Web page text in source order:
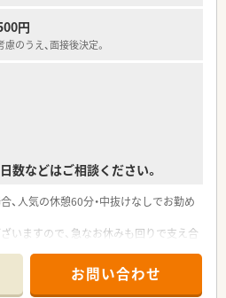
円
のうえ、面接後決定。
数などはご相談ください。
、人気の休憩60分・中抜けなしでお勤め
いますので、急なお休みも回りで支え合
で幅広い年齢層の方が活躍していま
お問い合わせ